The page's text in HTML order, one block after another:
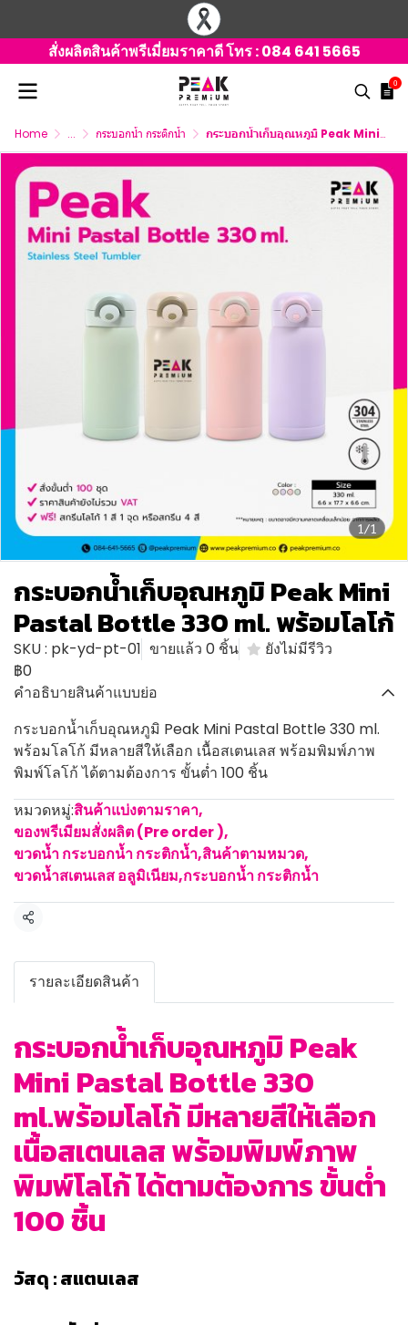
สั่งผลิตสินค้าพรีเมี่ยมราคาดี โทร :084 641 5665
0
Home ... กระบอกน้ำ กระติกน้ำ กระบอกน้ำเก็บอุณหภูมิ Peak Mini Pastal Bottle 330 ml. พร้อมโลโก้
1/1
กระบอกน้ำเก็บอุณหภูมิ Peak Mini
Pastal Bottle 330 ml. พร้อมโลโก้
SKU : pk-yd-pt-01 ขายแล้ว 0 ชิ้น
ยังไม่มีรีวิว
฿0
คำอธิบายสินค้าแบบย่อ
กระบอกน้ำเก็บอุณหภูมิ Peak Mini Pastal Bottle 330 ml.
พร้อมโลโก้ มีหลายสีให้เลือก เนื้อสเตนเลส พร้อมพิมพ์ภาพ
พิมพ์โลโก้ ได้ตามต้องการ ขั้นต่ำ 100 ชิ้น
หมวดหมู่:สินค้าแบ่งตามราคา,
ของพรีเมียมสั่งผลิต (Pre order ),
ขวดน้ำ กระบอกน้ำ กระติกน้ำ,สินค้าตามหมวด,
ขวดน้ำสเตนเลส อลูมิเนียม,กระบอกน้ำ กระติกน้ำ
แชร์
รายละเอียดสินค้า
กระบอกน้ำเก็บอุณหภูมิ Peak
Mini Pastal Bottle 330
ml.พร้อมโลโก้ มีหลายสีให้เลือก
เนื้อสเตนเลส พร้อมพิมพ์ภาพ
พิมพ์โลโก้ ได้ตามต้องการ ขั้นต่ำ
100 ชิ้น
วัสดุ : สแตนเลส